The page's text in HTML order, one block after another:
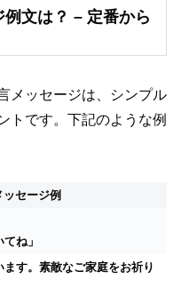
文は？ – 定番から
メッセージは、シンプル
トです。下記のような例
ッセージ例
ね」
ます。素敵なご家庭をお祈り